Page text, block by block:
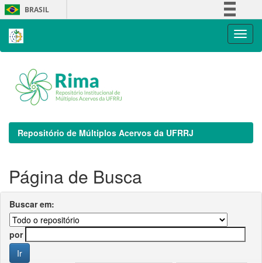
Skip
navigation
BRASIL
Repositório de Múltiplos Acervos da UFRRJ
Página de Busca
Buscar em:
por